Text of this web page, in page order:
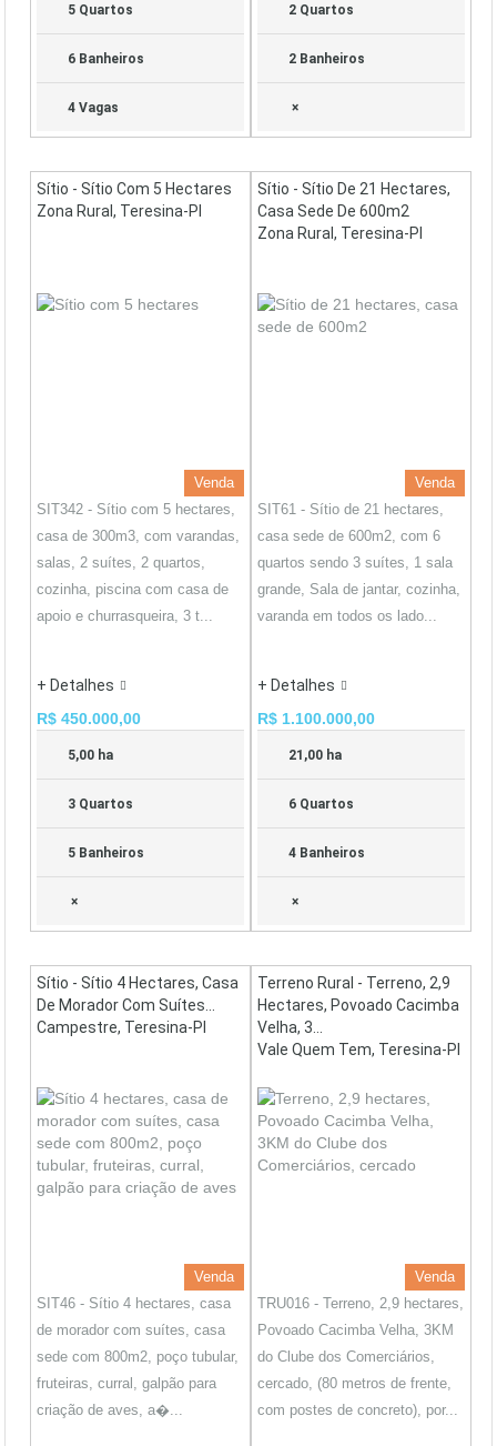
5 Quartos
6 Banheiros
4 Vagas
2 Quartos
2 Banheiros
×
Sítio - Sítio Com 5 Hectares
Zona Rural, Teresina-PI
Venda
SIT342 - Sítio com 5 hectares,
casa de 300m3, com varandas,
salas, 2 suítes, 2 quartos,
cozinha, piscina com casa de
apoio e churrasqueira, 3 t...
+ Detalhes
R$ 450.000,00
5,00 ha
3 Quartos
5 Banheiros
×
Sítio - Sítio De 21 Hectares,
Casa Sede De 600m2
Zona Rural, Teresina-PI
Venda
SIT61 - Sítio de 21 hectares,
casa sede de 600m2, com 6
quartos sendo 3 suítes, 1 sala
grande, Sala de jantar, cozinha,
varanda em todos os lado...
+ Detalhes
R$ 1.100.000,00
21,00 ha
6 Quartos
4 Banheiros
×
Sítio - Sítio 4 Hectares, Casa
De Morador Com Suítes...
Campestre, Teresina-PI
Venda
SIT46 - Sítio 4 hectares, casa
de morador com suítes, casa
sede com 800m2, poço tubular,
fruteiras, curral, galpão para
criação de aves, a�...
Terreno Rural - Terreno, 2,9
Hectares, Povoado Cacimba
Velha, 3...
Vale Quem Tem, Teresina-PI
Venda
TRU016 - Terreno, 2,9 hectares,
Povoado Cacimba Velha, 3KM
do Clube dos Comerciários,
cercado, (80 metros de frente,
com postes de concreto), por...